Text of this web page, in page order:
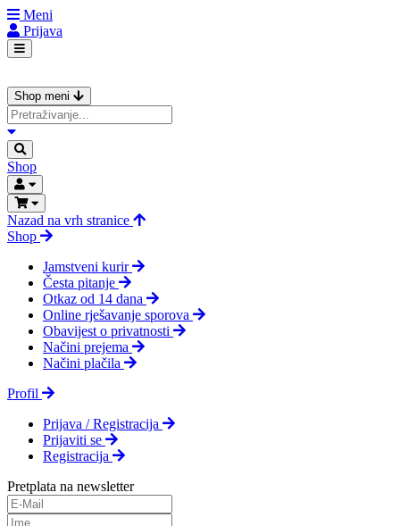
Meni
Prijava
Shop meni
Shop
Nazad na vrh stranice
Shop
Jamstveni kurir
Česta pitanje
Otkaz od 14 dana
Online rješavanje sporova
Obavijest o privatnosti
Načini prejema
Načini plačila
Profil
Prijava / Registracija
Prijaviti se
Registracija
Pretplata na newsletter